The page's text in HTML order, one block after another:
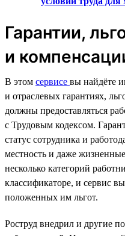
Гарантии,
и
В этом сервисе вы найдёте
и отраслевых гарантиях,
должны предоставляться
с Трудовым кодексом.
статус сотрудника и
местность и даже
несколько категорий
классификаторе, и сервис
положенных им льгот.
Роструд внедрил и другие